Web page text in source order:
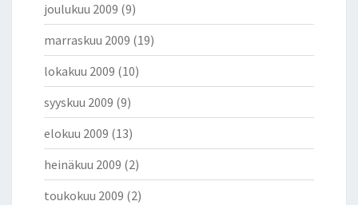
joulukuu 2009 (9)
marraskuu 2009 (19)
lokakuu 2009 (10)
syyskuu 2009 (9)
elokuu 2009 (13)
heinäkuu 2009 (2)
toukokuu 2009 (2)